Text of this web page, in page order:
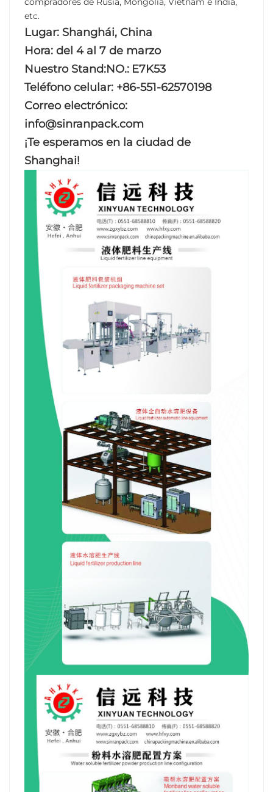
etc.
Lugar: Shanghái, China
Hora: del 4 al 7 de marzo
Nuestro Stand:NO.: E7K53
Teléfono celular: +86-551-62570198
Correo electrónico:
info@sinranpack.com
¡Te esperamos en la ciudad de
Shanghai!